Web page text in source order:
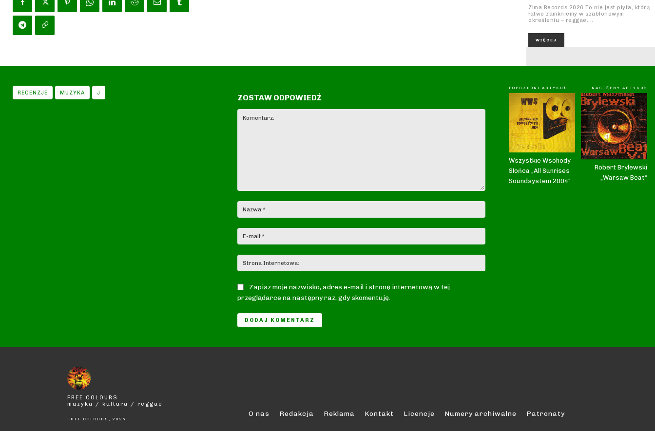
Zima Records 2026 To nie jest płyta, którą
łatwo zamkniemy w szablonowym
określeniu – reggae....
WIĘCEJ
RECENZJE MUZYKA J
ZOSTAW ODPOWIEDŹ
mail:*
Internetowa:
Zapisz moje nazwisko, adres e-mail i stronę internetową w tej
przeglądarce na następny raz, gdy skomentuję.
POPRZEDNI ARTYKUŁ
Wszystkie Wschody
Słońca „All Sunrises
Soundsystem 2004“
NASTĘPNY ARTYKUŁ
Robert Brylewski
„Warsaw Beat“
O nas Redakcja Reklama Kontakt Licencje Numery archiwalne Patronaty
FREE COLOURS
muzyka / kultura / reggae
FREE COLOURS, 2025